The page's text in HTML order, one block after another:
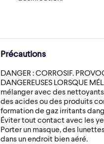
Précautions
DANGER : CORROSIF.
DANGEREUSES LORSQUE
mélanger avec des
des acides ou des produits
formation de gaz irritants
Éviter tout contact avec les
Porter un masque, des
dans un endroit bien aéré.